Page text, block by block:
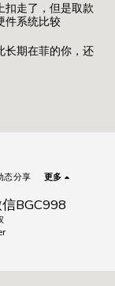
扣走了，但是取款
件系统比较
长期在菲的你，还
BGC998
态分享 更多